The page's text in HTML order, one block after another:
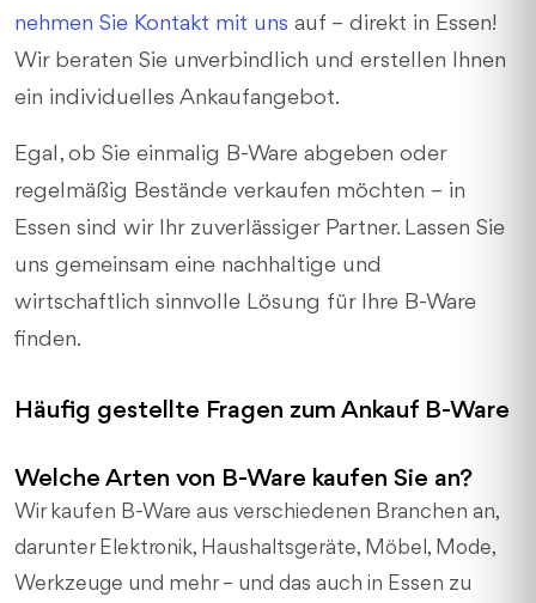
nehmen Sie Kontakt mit uns auf – direkt in Essen!
Wir beraten Sie unverbindlich und erstellen Ihnen
ein individuelles Ankaufangebot.
Egal, ob Sie einmalig B-Ware abgeben oder
regelmäßig Bestände verkaufen möchten – in
Essen sind wir Ihr zuverlässiger Partner. Lassen Sie
uns gemeinsam eine nachhaltige und
wirtschaftlich sinnvolle Lösung für Ihre B-Ware
finden.
Häufig gestellte Fragen zum Ankauf B-Ware
Welche Arten von B-Ware kaufen Sie an?
Wir kaufen B-Ware aus verschiedenen Branchen an,
darunter Elektronik, Haushaltsgeräte, Möbel, Mode,
Werkzeuge und mehr – und das auch in Essen zu